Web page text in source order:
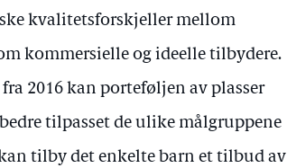
kvalitetsforskjeller mellom
kommersielle og ideelle tilbydere.
2016 kan porteføljen av plasser
tilpasset de ulike målgruppene
tilby det enkelte barn et tilbud av